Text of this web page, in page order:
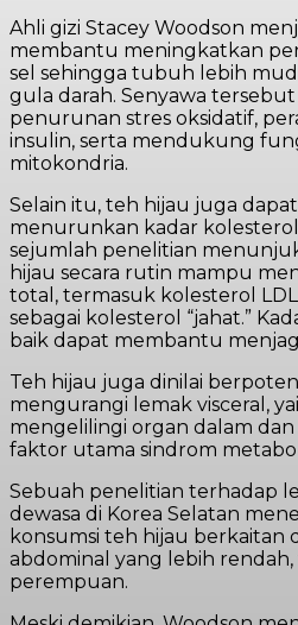
Ahli gizi Stacey Woodson
membantu meningkatkan
sel sehingga tubuh lebih
gula darah. Senyawa
penurunan stres oksidatif,
insulin, serta mendukung
mitokondria.
Selain itu, teh hijau juga
menurunkan kadar
sejumlah penelitian
hijau secara rutin mampu
total, termasuk kolesterol
sebagai kolesterol “jahat.”
baik dapat membantu
Teh hijau juga dinilai
mengurangi lemak visceral,
mengelilingi organ dalam dan
faktor utama sindrom
Sebuah penelitian terhadap
dewasa di Korea Selatan
konsumsi teh hijau berkaitan
abdominal yang lebih
perempuan.